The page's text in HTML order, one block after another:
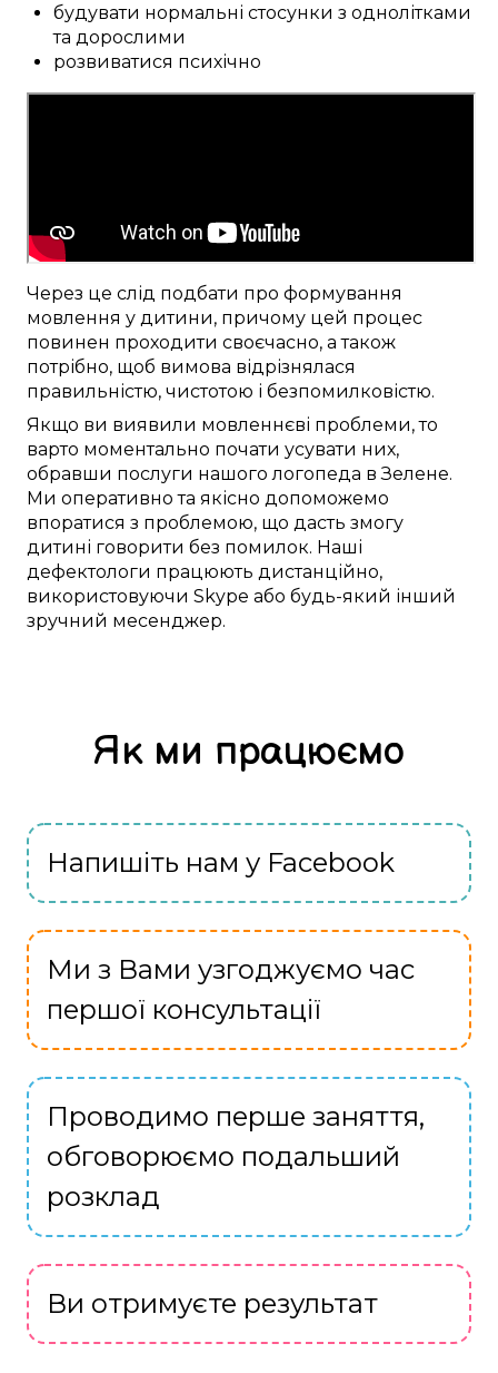
будувати нормальні стосунки з однолітками
та дорослими
розвиватися психічно
Через це слід подбати про формування
мовлення у дитини, причому цей процес
повинен проходити своєчасно, а також
потрібно, щоб вимова відрізнялася
правильністю, чистотою і безпомилковістю.
Якщо ви виявили мовленнєві проблеми, то
варто моментально почати усувати них,
обравши послуги нашого логопеда вЗелене.
Ми оперативно та якісно допоможемо
впоратися з проблемою, що дасть змогу
дитині говорити без помилок. Наші
дефектологи працюють дистанційно,
використовуючи Skype або будь-який інший
зручний месенджер.
Як ми працюємо
Напишіть нам у Facebook
Ми з Вами узгоджуємо час
першої консультації
Проводимо перше заняття,
обговорюємо подальший
розклад
Ви отримуєте результат